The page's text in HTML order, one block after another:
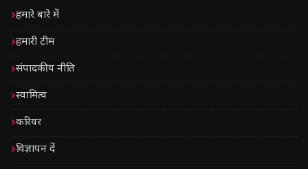
हमारे बारे में
हमारी टीम
संपादकीय नीति
स्वामित्व
करियर
विज्ञापन दें